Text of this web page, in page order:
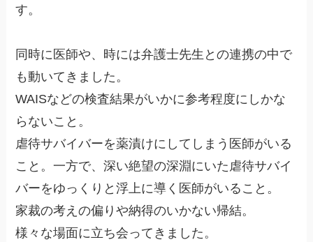
す。
同時に医師や、時には弁護士先生との連携の中で
も動いてきました。
WAISなどの検査結果がいかに参考程度にしかな
らないこと。
虐待サバイバーを薬漬けにしてしまう医師がいる
こと。一方で、深い絶望の深淵にいた虐待サバイ
バーをゆっくりと浮上に導く医師がいること。
家裁の考えの偏りや納得のいかない帰結。
様々な場面に立ち会ってきました。